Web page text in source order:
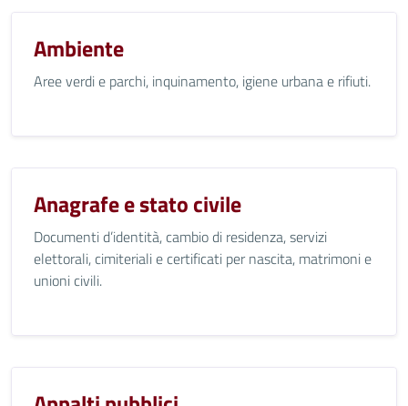
Ambiente
Aree verdi e parchi, inquinamento, igiene urbana e rifiuti.
Anagrafe e stato civile
Documenti d’identità, cambio di residenza, servizi
elettorali, cimiteriali e certificati per nascita, matrimoni e
unioni civili.